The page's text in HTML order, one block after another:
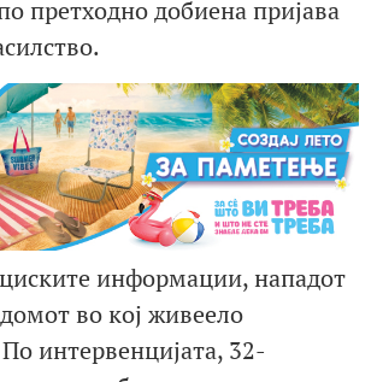
претходно добиена пријава
информации, нападот
во кој живеело
интервенцијата, 32-